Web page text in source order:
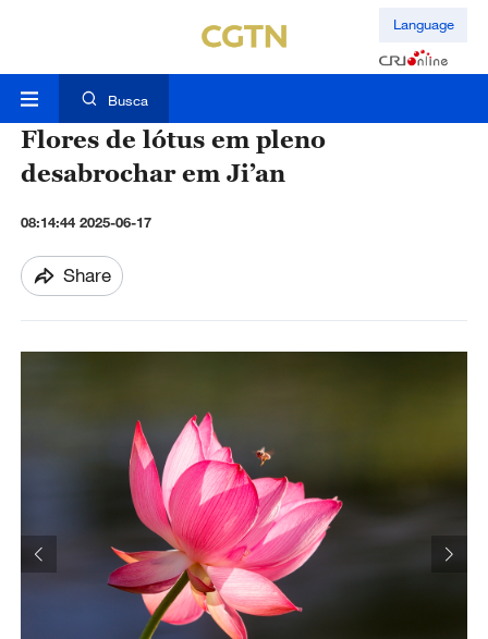
Language
Busca
Flores de lótus em pleno
desabrochar em Ji’an
08:14:44 2025-06-17
Share